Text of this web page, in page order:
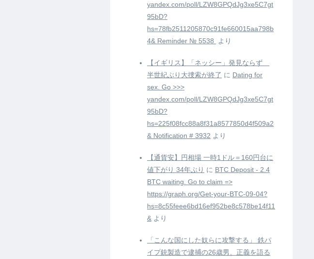
yandex.com/poll/LZW8GPQdJg3xe5C7gt
95bD?
hs=78fb2511205870c91fe660015aa798b
4& Reminder № 5538 ️
より
【イギリス】「ネッシー」発見ならず
半世紀ぶり大捜索が終了 に Dating for
sex. Go >>>
yandex.com/poll/LZW8GPQdJg3xe5C7gt
95bD?
hs=225f08fcc88a8f31a8577850d4f509a2
& Notification # 3932 より
【通貨安】円相場 一時1ドル＝160円台に
値下がり 34年ぶり に BTC Deposit - 2.4
BTC waiting. Go to claim =>
https://graph.org/Get-your-BTC-09-04?
hs=8c55feee6bd16ef952be8c578be14f11
& より
「こんな国にした奴らに攻撃する」 鉄パ
イプ銃製造で逮捕の26歳男、正義を語る